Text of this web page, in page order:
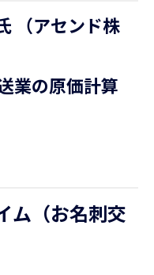
（アセンド株
業の原価計算
ム（お名刺交